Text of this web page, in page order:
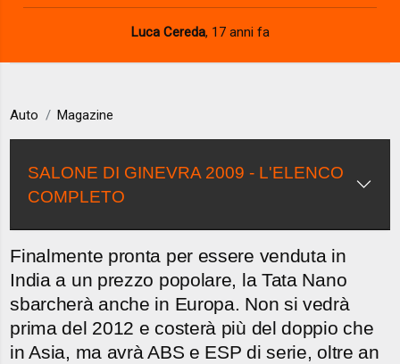
Luca Cereda, 17 anni fa
Auto Magazine
SALONE DI GINEVRA 2009 - L'ELENCO
COMPLETO
Finalmente pronta per essere venduta in
India a un prezzo popolare, la Tata Nano
sbarcherà anche in Europa. Non si vedrà
prima del 2012 e costerà più del doppio che
in Asia, ma avrà ABS e ESP di serie, oltre an